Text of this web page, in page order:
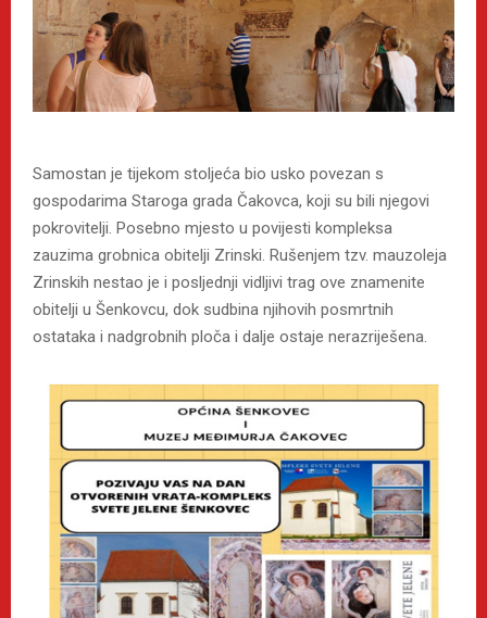
Samostan je tijekom stoljeća bio usko povezan s
gospodarima Staroga grada Čakovca, koji su bili njegovi
pokrovitelji. Posebno mjesto u povijesti kompleksa
zauzima grobnica obitelji Zrinski. Rušenjem tzv. mauzoleja
Zrinskih nestao je i posljednji vidljivi trag ove znamenite
obitelji u Šenkovcu, dok sudbina njihovih posmrtnih
ostataka i nadgrobnih ploča i dalje ostaje nerazriješena.